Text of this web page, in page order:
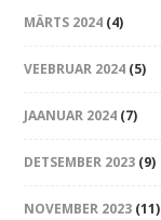
MÄRTS 2024 (4)
VEEBRUAR 2024 (5)
JAANUAR 2024 (7)
DETSEMBER 2023 (9)
NOVEMBER 2023 (11)